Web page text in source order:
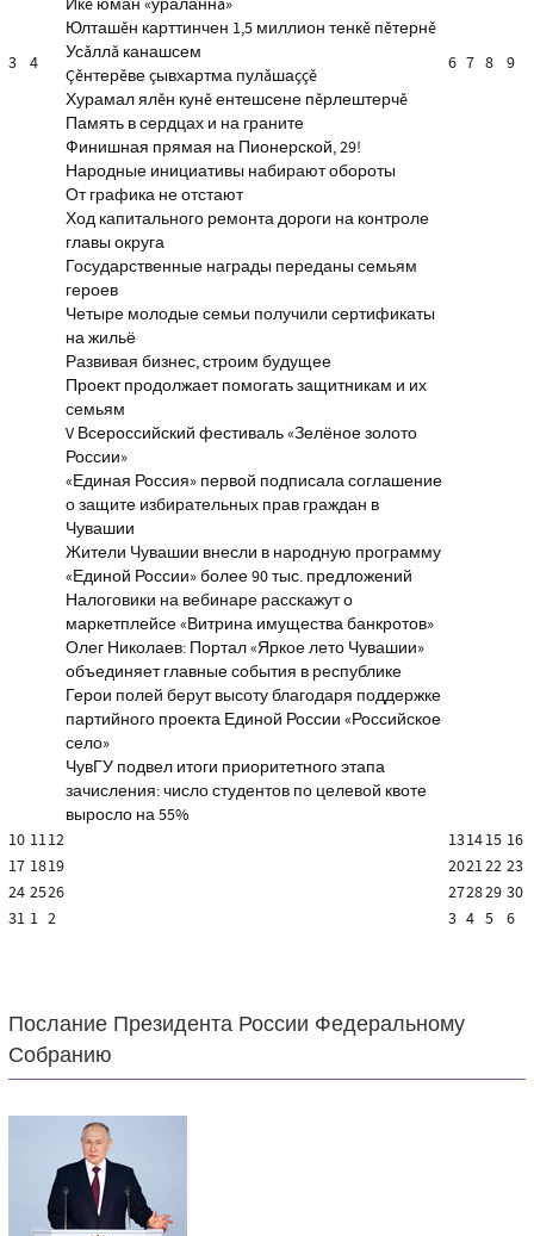
3 4
Икĕ юман «ураланнă»
Юлташĕн карттинчен 1,5 миллион тенкĕ пĕтернĕ
Усăллă канашсем
Çĕнтерĕве çывхартма пулăшаççĕ
Хурамал ялĕн кунĕ ентешсене пĕрлештерчĕ
Память в сердцах и на граните
Финишная прямая на Пионерской, 29!
Народные инициативы набирают обороты
От графика не отстают
Ход капитального ремонта дороги на контроле
главы округа
Государственные награды переданы семьям
героев
Четыре молодые семьи получили сертификаты
на жильё
Развивая бизнес, строим будущее
Проект продолжает помогать защитникам и их
семьям
V Всероссийский фестиваль «Зелёное золото
России»
«Единая Россия» первой подписала соглашение
о защите избирательных прав граждан в
Чувашии
Жители Чувашии внесли в народную программу
«Единой России» более 90 тыс. предложений
Налоговики на вебинаре расскажут о
маркетплейсе «Витрина имущества банкротов»
Олег Николаев: Портал «Яркое лето Чувашии»
объединяет главные события в республике
Герои полей берут высоту благодаря поддержке
партийного проекта Единой России «Российское
село»
ЧувГУ подвел итоги приоритетного этапа
зачисления: число студентов по целевой квоте
выросло на 55%
6 7 8 9
10 1112 131415 16
17 1819 202122 23
24 2526 272829 30
31 1 2 3 4 5 6
Послание Президента России Федеральному
Собранию